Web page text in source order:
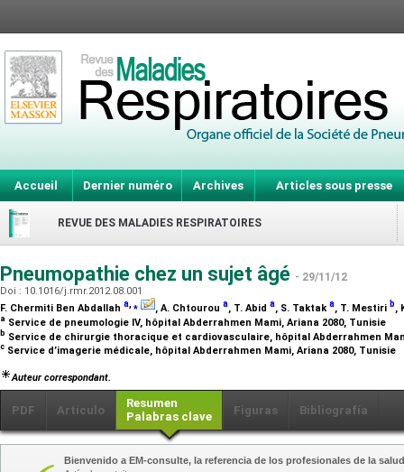
Accueil Dernier numéro Archives Articles sous presse
REVUE DES MALADIES RESPIRATOIRES
Pneumopathie chez un sujet âgé - 29/11/12
Doi : 10.1016/j.rmr.2012.08.001
F. Chermiti Ben Abdallah a,⁎ , A. Chtourou a, T. Abid a, S. Taktaka, T. Mestiri b,
a Service de pneumologie IV, hôpital Abderrahmen Mami, Ariana 2080, Tunisie
b Service de chirurgie thoracique et cardiovasculaire, hôpital Abderrahmen
c Service d’imagerie médicale, hôpital Abderrahmen Mami, Ariana 2080, Tunisie
Auteur correspondant.
PDF Artículo
Resumen
Palabras clave
Figuras Bibliografía
Bienvenido a EM-consulte, la referencia de los profesionales de la